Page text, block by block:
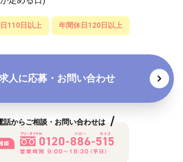
110日以上 年間休日120日以上
人に応募・お問い合わせ
話からご相談・お問い合わせは